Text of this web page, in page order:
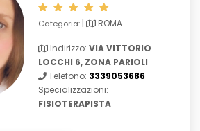
Categoria:| ROMA
Indirizzo: VIA VITTORIO
LOCCHI 6, ZONA PARIOLI
Telefono: 3339053686
Specializzazioni:
FISIOTERAPISTA